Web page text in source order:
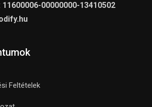
11600006-00000000-13410502
Feltételek